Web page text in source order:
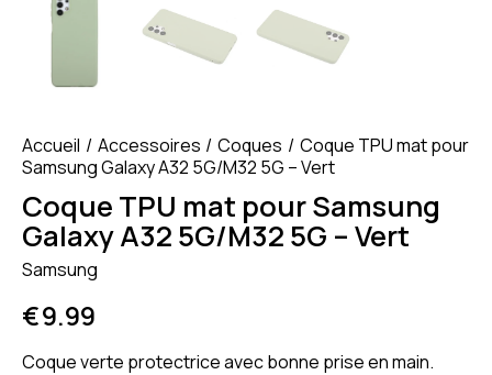
Accueil Accessoires Coques
Coque TPU mat pour
Samsung Galaxy A32 5G/M32 5G – Vert
Coque TPU mat pour Samsung
Galaxy A32 5G/M32 5G – Vert
Samsung
€9.99
Coque verte protectrice avec bonne prise en main.